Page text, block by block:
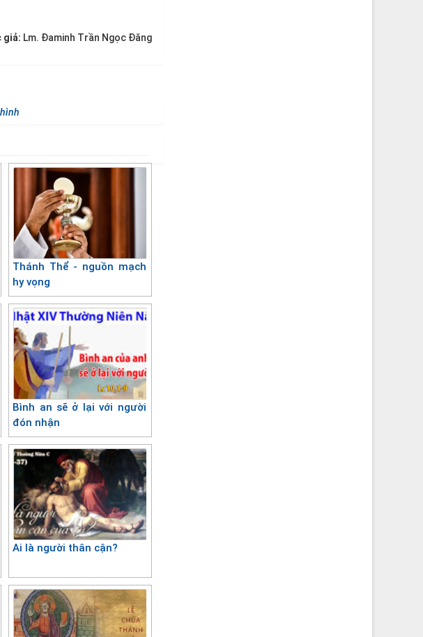
giả: Lm. Đaminh Trần Ngọc Đăng
Thánh Thể - nguồn mạch
hy vọng
Bình an sẽ ở lại với người
đón nhận
Ai là người thân cận?